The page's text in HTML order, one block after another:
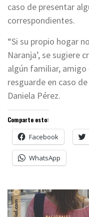
caso de presentar
correspondientes.
“Si su propio hogar
Naranja’, se sugiere
algún familiar,
resguarde en caso
Daniela Pérez.
Comparte esto:
Facebook
WhatsApp